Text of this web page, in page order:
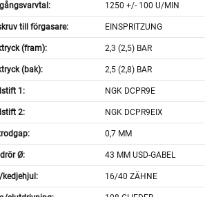
1250 +/- 100 U/MIN
till förgasare: EINSPRITZUNG
(fram): 2,3 (2,5) BAR
(bak): 2,5 (2,8) BAR
1: NGK DCPR9E
2: NGK DCPR9EIX
0,7 MM
Ø: 43 MM USD-GABEL
kedjehjul: 16/40 ZÄHNE